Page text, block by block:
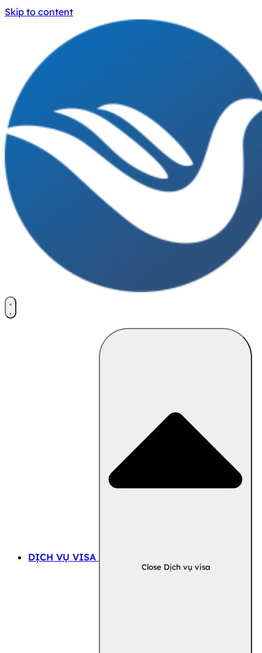
Skip to content
DỊCH VỤ VISA
Close Dịch vụ visa